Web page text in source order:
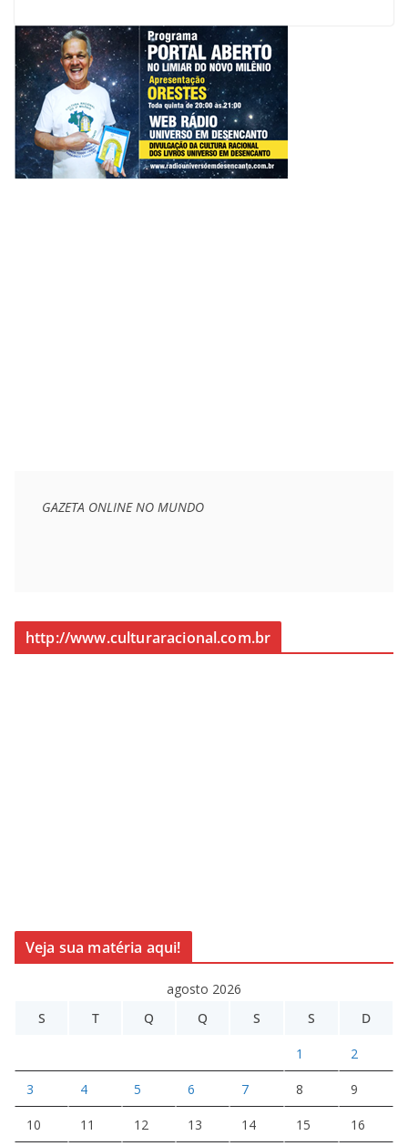
GAZETA ONLINE NO MUNDO
http://www.culturaracional.com.br
Veja sua matéria aqui!
agosto 2026
S
T Q Q S S D
1 2
3 4 5 6 7 8 9
10 11 12 13 14 15 16